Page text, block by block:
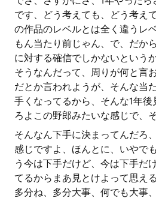
です、どう考えても、どう考え
の作品のレベルとは全く違うレ
もん当たり前じゃん、で、だか
に対する確信でしかないという
そうなんだって、周りが何と言
だとか言われようが、そんな当
手くなってるから、そんな1年
ろよこの野郎みたいな感じで、
そんなん下手に決まってんだろ
感じですよ、ほんとに、いやで
う今は下手だけど、今は下手だ
てるからまあ見とけよって思え
多分ね、多分大事、何でも大事